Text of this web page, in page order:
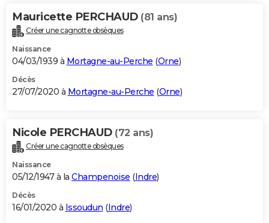
Mauricette PERCHAUD (81 ans)
Créer une cagnotte obsèques
Naissance
04/03/1939 à Mortagne-au-Perche (Orne)
Décès
27/07/2020 à Mortagne-au-Perche (Orne)
Nicole PERCHAUD (72 ans)
Créer une cagnotte obsèques
Naissance
05/12/1947 à la Champenoise (Indre)
Décès
16/01/2020 à Issoudun (Indre)